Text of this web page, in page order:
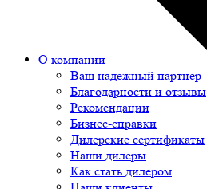
О компании
Ваш надежный партнер
Благодарности и отзывы
Рекомендации
Бизнес-справки
Дилерские сертификаты
Наши дилеры
Как стать дилером